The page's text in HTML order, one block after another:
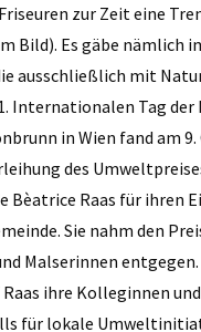
zur Zeit eine
Bild). Es gäbe nämlich
ausschließlich mit
Internationalen Tag der
in Wien fand am
des
Bèatrice Raas für ihren
Sie nahm den
Malserinnen
ihre Kolleginnen
für lokale